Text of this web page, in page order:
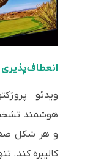
انعطاف‌پذیری
هوشمند
و هر شکل
کالیبره کند.